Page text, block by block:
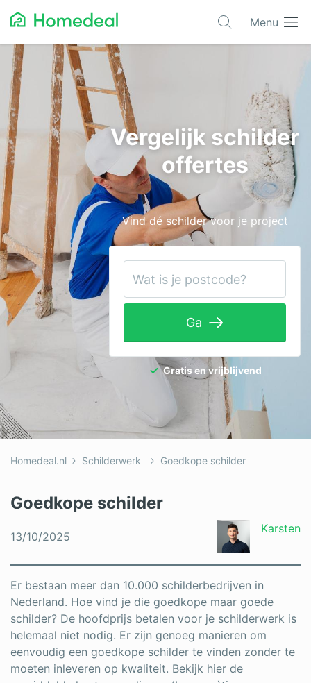
Menu
Populaire projecten
Asbest verwijderen
Dakbedekking
Dakkapel
Glas
Isolatie
Kozijnen
Laadpalen
Schilderwerk
Tuinaanleg
Warmtepomp
Zonnepanelen
Overige projecten
Vergelijk schilder
offertes
Vind dé schilder voor je project
Ga
Gratis en vrijblijvend
Homedeal.nl Schilderwerk Goedkope schilder
Goedkope schilder
13/10/2025
Karsten
Er bestaan meer dan 10.000 schilderbedrijven in
Nederland. Hoe vind je die goedkope maar goede
schilder? De hoofdprijs betalen voor je schilderwerk is
helemaal niet nodig. Er zijn genoeg manieren om
eenvoudig een goedkope schilder te vinden zonder te
moeten inleveren op kwaliteit. Bekijk hier de